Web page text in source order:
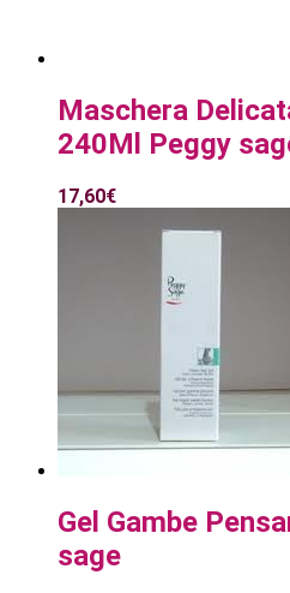
Maschera
240Ml Peggy
17,60€
Gel Gambe
sage